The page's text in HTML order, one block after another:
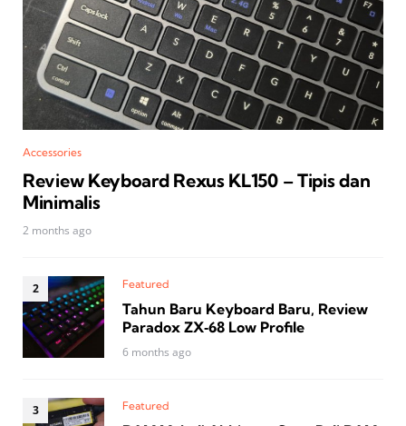
Accessories
Review Keyboard Rexus KL150 – Tipis dan
Minimalis
2 months ago
Featured
Tahun Baru Keyboard Baru, Review
Paradox ZX‑68 Low Profile
6 months ago
Featured